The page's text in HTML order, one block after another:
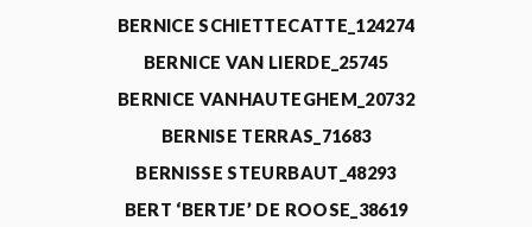
BERNICE SCHIETTECATTE_124274
BERNICE VAN LIERDE_25745
BERNICE VANHAUTEGHEM_20732
BERNISE TERRAS_71683
BERNISSE STEURBAUT_48293
BERT ‘BERTJE’ DE ROOSE_38619